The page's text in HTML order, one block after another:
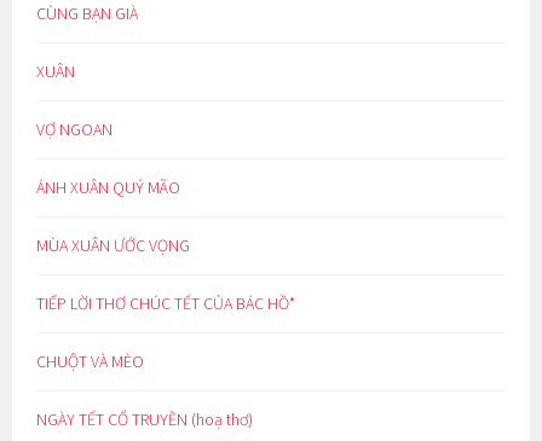
CÙNG BẠN GIÀ
XUÂN
VỢ NGOAN
ÁNH XUÂN QUÝ MÃO
MÙA XUÂN ƯỚC VỌNG
TIẾP LỜI THƠ CHÚC TẾT CỦA BÁC HỒ*
CHUỘT VÀ MÈO
NGÀY TẾT CỔ TRUYỀN (hoạ thơ)